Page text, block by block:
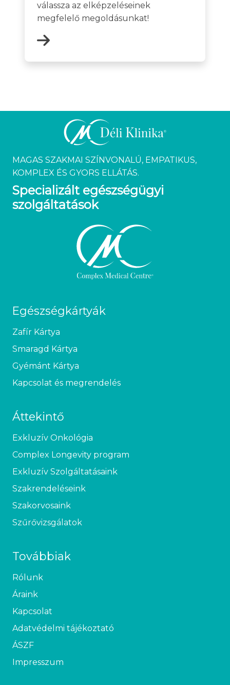
válassza az elképzeléseinek
megfelelő megoldásunkat!
MAGAS SZAKMAI SZÍNVONALÚ, EMPATIKUS,
KOMPLEX ÉS GYORS ELLÁTÁS.
Specializált egészségügyi
szolgáltatások
Egészségkártyák
Zafír Kártya
Smaragd Kártya
Gyémánt Kártya
Kapcsolat és megrendelés
Áttekintő
Exkluzív Onkológia
Complex Longevity program
Exkluzív Szolgáltatásaink
Szakrendeléseink
Szakorvosaink
Szűrővizsgálatok
Továbbiak
Rólunk
Áraink
Kapcsolat
Adatvédelmi tájékoztató
ÁSZF
Impresszum